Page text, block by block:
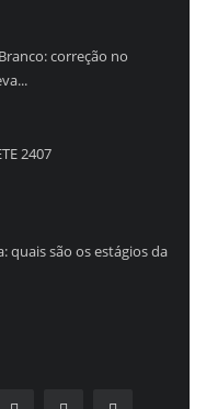
correção no
2407
quais são os estágios da